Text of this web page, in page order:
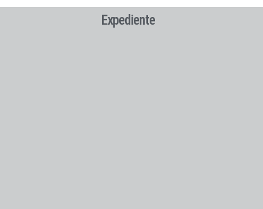
Expediente